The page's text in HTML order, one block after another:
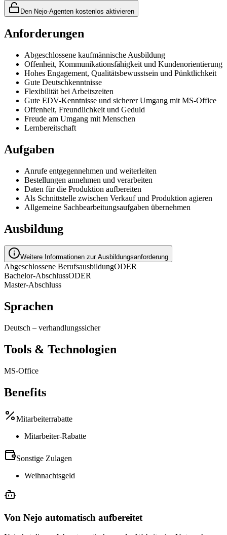
Den Nejo-Agenten kostenlos aktivieren
Anforderungen
Abgeschlossene kaufmännische Ausbildung
Offenheit, Kommunikationsfähigkeit und Kundenorientierung
Hohes Engagement, Qualitätsbewusstsein und Pünktlichkeit
Gute Deutschkenntnisse
Flexibilität bei Arbeitszeiten
Gute EDV-Kenntnisse und sicherer Umgang mit MS-Office
Offenheit, Freundlichkeit und Geduld
Freude am Umgang mit Menschen
Lernbereitschaft
Aufgaben
Anrufe entgegennehmen und weiterleiten
Bestellungen annehmen und verarbeiten
Daten für die Produktion aufbereiten
Als Schnittstelle zwischen Verkauf und Produktion agieren
Allgemeine Sachbearbeitungsaufgaben übernehmen
Ausbildung
Weitere Informationen zur Ausbildungsanforderung
Abgeschlossene BerufsausbildungODER
Bachelor-AbschlussODER
Master-Abschluss
Sprachen
Deutsch – verhandlungssicher
Tools & Technologien
MS-Office
Benefits
Mitarbeiterrabatte
Mitarbeiter-Rabatte
Sonstige Zulagen
Weihnachtsgeld
Von Nejo automatisch aufbereitet